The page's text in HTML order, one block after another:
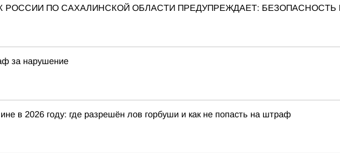
РОССИИ ПО САХАЛИНСКОЙ ОБЛАСТИ ПРЕДУПРЕЖДАЕТ:
за нарушение
в 2026 году: где разрешён лов горбуши и как не попасть на штраф